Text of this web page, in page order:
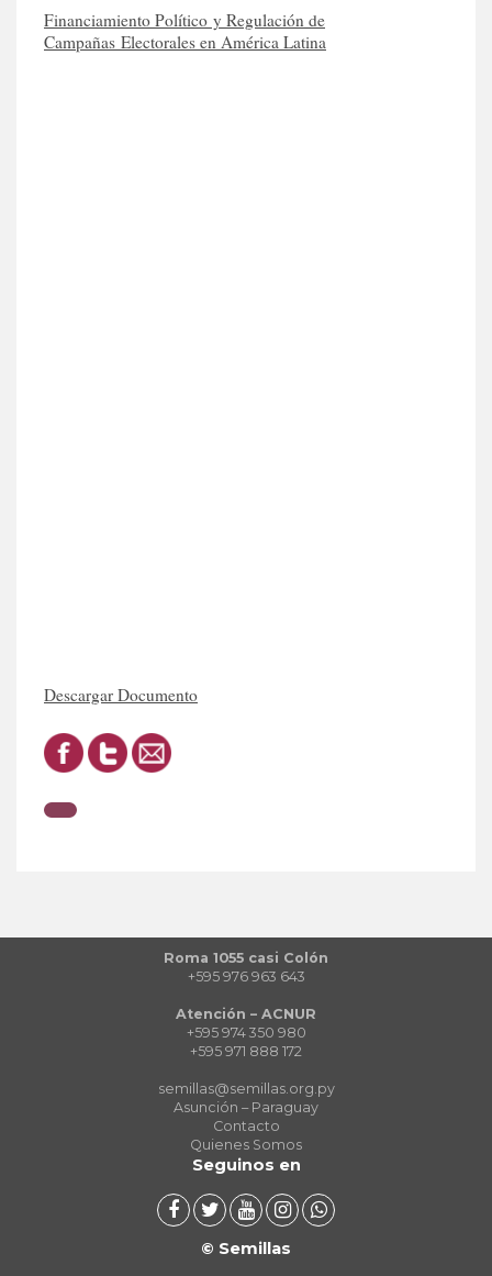
Financiamiento Político y Regulación de
Campañas Electorales en América Latina
Descargar Documento
Roma 1055 casi Colón
+595 976 963 643
Atención – ACNUR
+595 974 350 980
+595 971 888 172
semillas@semillas.org.py
Asunción – Paraguay
Contacto
Quienes Somos
Seguinos en
© Semillas